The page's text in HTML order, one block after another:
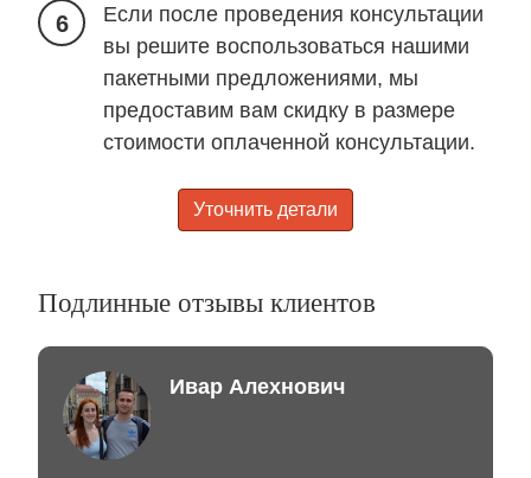
6
Если после проведения консультации
вы решите воспользоваться нашими
пакетными предложениями, мы
предоставим вам скидку в размере
стоимости оплаченной консультации.
Уточнить детали
Подлинные отзывы клиентов
Ивар Алехнович